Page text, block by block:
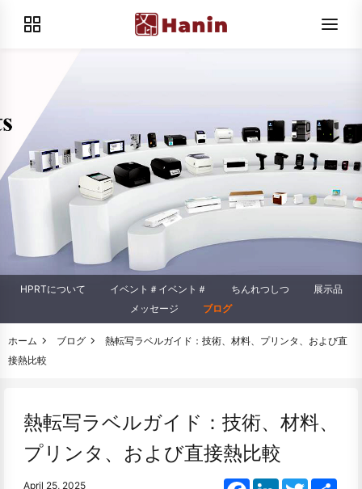
HPRTについて イベント＃イベント＃ ちんれつしつ
展示品
メッセージ
ブログ
ホーム ブログ
熱転写ラベルガイド：技術、材料、プリンタ、および直
接熱比較
熱転写ラベルガイド：技術、材料、
プリンタ、および直接熱比較
April 25, 2025 FacebookLinkedInTwitter